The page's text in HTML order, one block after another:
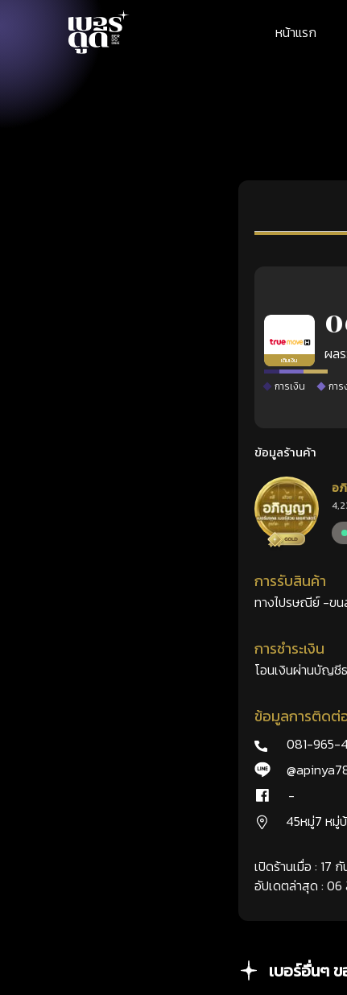
หน้าแรก
เติมเงิน ผล
การเงิน การ
ข้อมูลร้านค้า
อ
เล
การรับสินค้า
ทางไปรษณีย์ -ขน
การชำระเงิน
โอนเงินผ่านบัญชี
ข้อมูลการติดต่
081-965-
-
45หมู่7 หมู่
เปิดร้านเมื่อ : 17
อัปเดตล่าสุด : 06
เบอร์อื่นๆ